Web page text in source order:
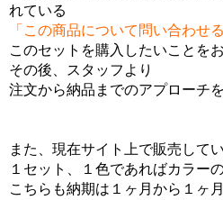
れている
「この商品について問い合わせる
このセットを購入したいことを
その後、スタッフより
注文から納品までのアプローチ
また、現在サイト上で販売して
１セット、１色であればカラー
こちらも納期は１ヶ月から１ヶ